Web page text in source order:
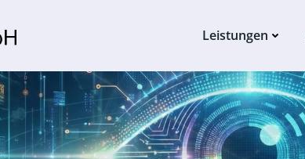
Leistungen